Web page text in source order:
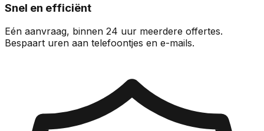
Snel en efficiënt
Eén aanvraag, binnen 24 uur meerdere offertes.
Bespaart uren aan telefoontjes en e-mails.